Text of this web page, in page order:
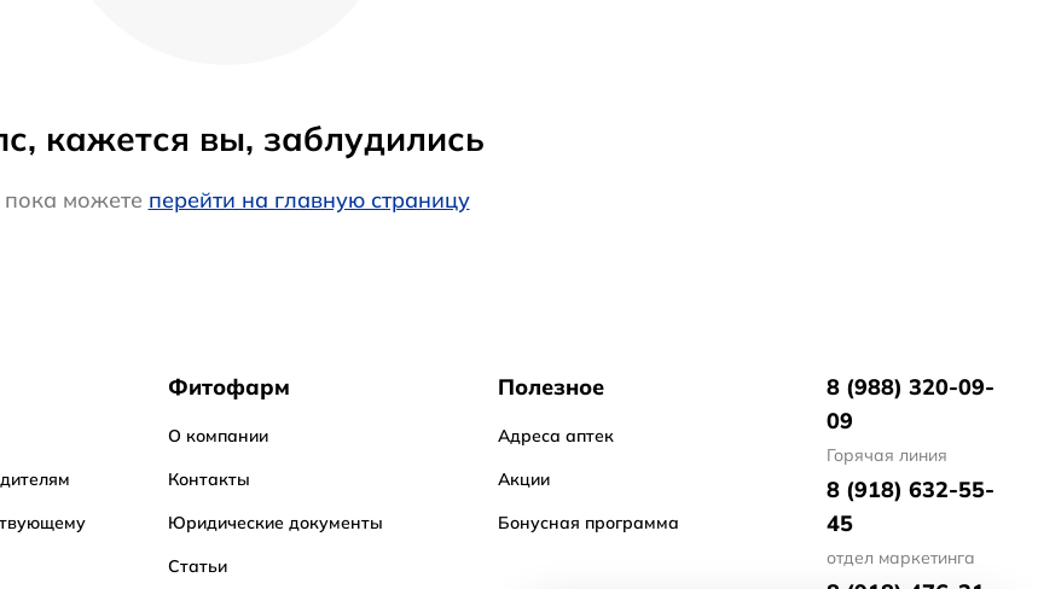
кажется вы, заблудились
можете перейти на главную страницу
Фитофарм
О компании
Контакты
Юридические документы
Статьи
Полезное
Адреса аптек
Акции
Бонусная программа
8 (988) 320-09-
09
Горячая линия
8 (918) 632-55-
45
отдел маркетинга